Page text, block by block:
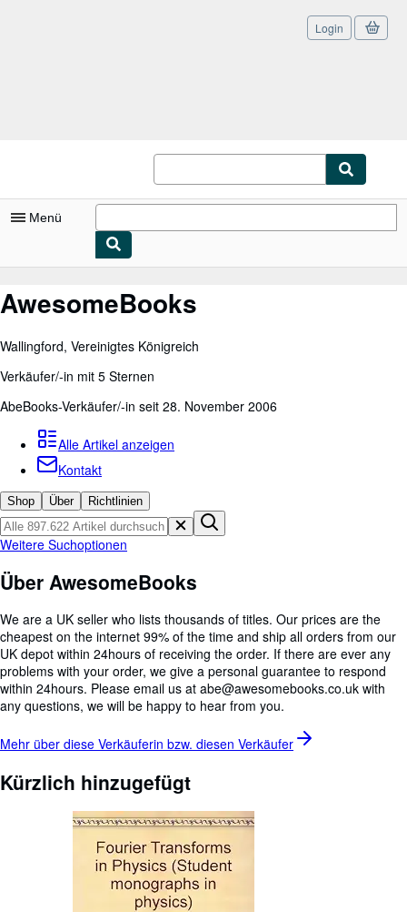
Login
Menü
Meine Bestellungen
Logout
Detailsuche
Sammlungen
Antiquarische Bücher
Kunst & Sammlerstücke
Verkäufer
Verkäufer werden
AwesomeBooks
Wallingford, Vereinigtes Königreich
Verkäufer/-in mit 5 Sternen
AbeBooks-Verkäufer/-in seit 28. November 2006
Alle Artikel anzeigen
Kontakt
Shop Über Richtlinien
Weitere Suchoptionen
Über AwesomeBooks
We are a UK seller who lists thousands of titles. Our prices are the
cheapest on the internet 99% of the time and ship all orders from our
UK depot within 24hours of receiving the order. If there are ever any
problems with your order, we give a personal guarantee to respond
within 24hours. Please email us at abe@awesomebooks.co.uk with
any questions, we will be happy to hear from you.
Mehr über diese Verkäuferin bzw. diesen Verkäufer
Kürzlich hinzugefügt